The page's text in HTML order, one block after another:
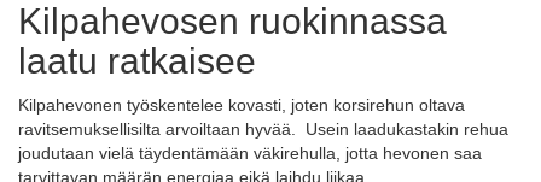
Kilpahevosen ruokinnassa
laatu ratkaisee
Kilpahevonen työskentelee kovasti, joten korsirehun oltava
ravitsemuksellisilta arvoiltaan hyvää. Usein laadukastakin rehua
joudutaan vielä täydentämään väkirehulla, jotta hevonen saa
tarvittavan määrän energiaa eikä laihdu liikaa.